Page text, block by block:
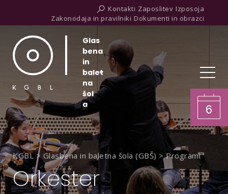
Kontakti Zaposlitev Izposoja
Zakonodaja in pravilniki Dokumenti in obrazci
Glas
bena
in
balet
na
šol
a
6
KGBL> Glasbena in baletna šola (GBŠ) >Programi
Orkester